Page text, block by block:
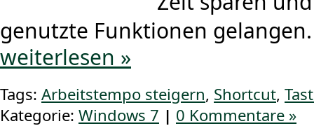
genutzte Funktionen gelangen.
weiterlesen »
Tags: Arbeitstempo steigern, Shortcut,
Kategorie: Windows 7 | 0 Kommentare »